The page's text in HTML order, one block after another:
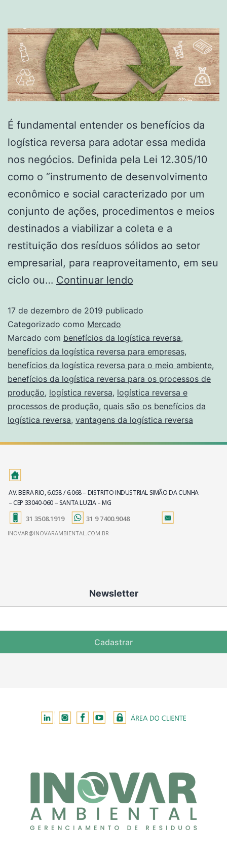
É fundamental entender os benefícios da
logística reversa para adotar essa medida
nos negócios. Definida pela Lei 12.305/10
como o “instrumento de desenvolvimento
econômico e social caracterizado por um
conjunto de ações, procedimentos e meios
destinados a viabilizar a coleta e a
restituição dos resíduos sólidos ao setor
empresarial, para reaproveitamento, em seu
ciclo ou… Continuar lendo
17 de dezembro de 2019 publicado
Categorizado como Mercado
Marcado com benefícios da logística reversa,
benefícios da logística reversa para empresas,
benefícios da logística reversa para o meio ambiente,
benefícios da logística reversa para os processos de
produção, logística reversa, logística reversa e
processos de produção, quais são os benefícios da
logística reversa, vantagens da logística reversa
AV. BEIRA RIO, 6.058 / 6.068 – DISTRITO INDUSTRIAL SIMÃO DA CUNHA
– CEP 33040-060 – SANTA LUZIA – MG
31 3508.1919 31 9 7400.9048
INOVAR@INOVARAMBIENTAL.COM.BR
Newsletter
Cadastrar